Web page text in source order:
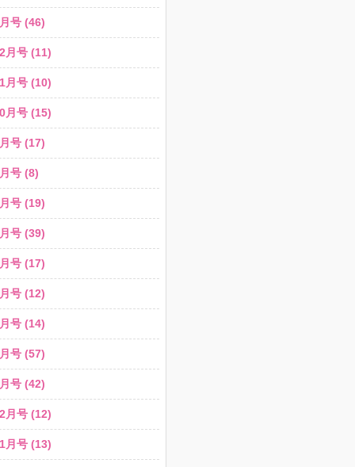
号 (46)
月号 (11)
月号 (10)
月号 (15)
号 (17)
号 (8)
号 (19)
号 (39)
号 (17)
号 (12)
号 (14)
号 (57)
号 (42)
月号 (12)
月号 (13)